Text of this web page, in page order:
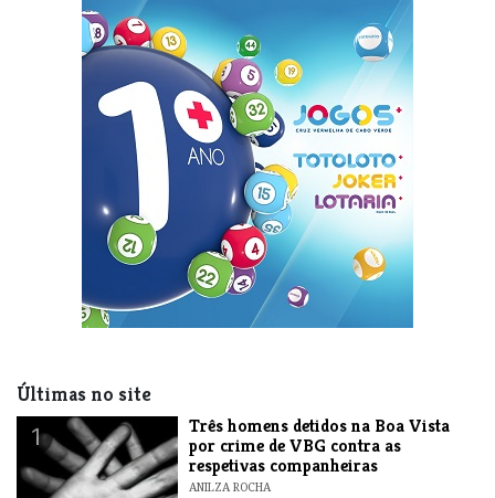
Últimas no site
1
Três homens detidos na Boa Vista
por crime de VBG contra as
respetivas companheiras
ANILZA ROCHA